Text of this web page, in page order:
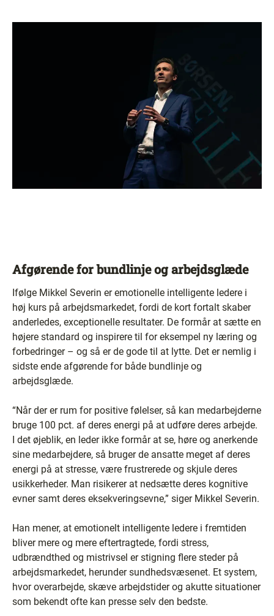
Afgørende for bundlinje og arbejdsglæde
Ifølge Mikkel Severin er emotionelle intelligente ledere i
høj kurs på arbejdsmarkedet, fordi de kort fortalt skaber
anderledes, exceptionelle resultater. De formår at sætte en
højere standard og inspirere til for eksempel ny læring og
forbedringer – og så er de gode til at lytte. Det er nemlig i
sidste ende afgørende for både bundlinje og
arbejdsglæde.
“Når der er rum for positive følelser, så kan medarbejderne
bruge 100 pct. af deres energi på at udføre deres arbejde.
I det øjeblik, en leder ikke formår at se, høre og anerkende
sine medarbejdere, så bruger de ansatte meget af deres
energi på at stresse, være frustrerede og skjule deres
usikkerheder. Man risikerer at nedsætte deres kognitive
evner samt deres eksekveringsevne,” siger Mikkel Severin.
Han mener, at emotionelt intelligente ledere i fremtiden
bliver mere og mere eftertragtede, fordi stress,
udbrændthed og mistrivsel er stigning flere steder på
arbejdsmarkedet, herunder sundhedsvæsenet. Et system,
hvor overarbejde, skæve arbejdstider og akutte situationer
som bekendt ofte kan presse selv den bedste.